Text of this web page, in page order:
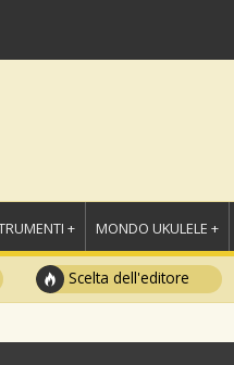
+ MONDO UKULELE +
Scelta dell'editore